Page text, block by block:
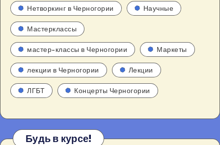
Нетворкинг в Черногории Научные
Мастерклассы
мастер-классы в Черногории Маркеты
лекции в Черногории Лекции
ЛГБТ Концерты Черногории
Будь в курсе!